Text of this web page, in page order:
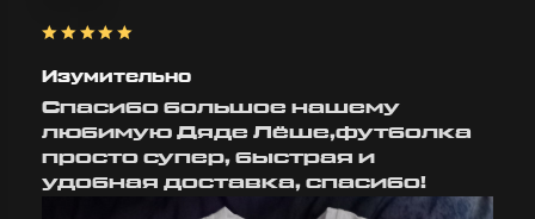
Изумительно
Спасибо большое нашему
любимую Дяде Лёше,футболка
просто супер, быстрая и
удобная доставка, спасибо!